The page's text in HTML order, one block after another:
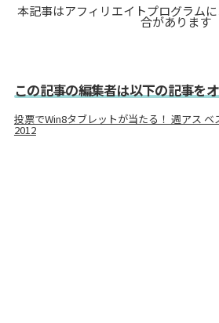
本記事はアフィリエイトプログラム
合があります
この記事の編集者は以下の記事を
投票でWin8タブレットが当たる！ 週アス
2012